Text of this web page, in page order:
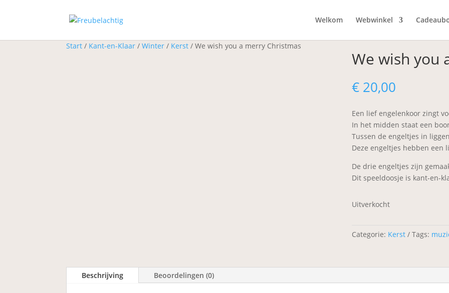
Welkom Webwinkel
Start / Kant-en-Klaar / Winter / Kerst / We wish you a merry Christmas
We wish you
€20,00
Een lief engelenkoor zingt
In het midden staat een
Tussen de engeltjes in
Deze engeltjes hebben een
De drie engeltjes zijn
Dit speeldoosje is kant-en-
Uitverkocht
Categorie: Kerst Tags:
Beschrijving Beoordelingen (0)